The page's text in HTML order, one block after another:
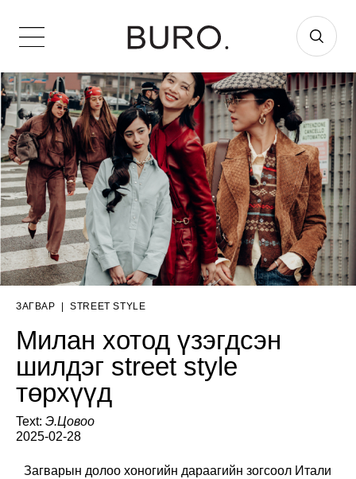
ЗАГВАР STREET STYLE
Милан хотод үзэгдсэн
шилдэг street style
төрхүүд
Text: Э.Цовоо
2025-02-28
Загварын долоо хоногийн дараагийн зогсоол Итали